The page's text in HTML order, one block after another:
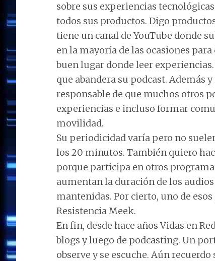
sobre sus experiencias
todos sus productos. Digo
tiene un canal de YouTube donde
en la mayoría de las ocasiones
buen lugar donde leer
que abandera su podcast. Además
responsable de que muchos otros
experiencias e incluso formar
movilidad.
Su periodicidad varía pero no
los 20 minutos. También quiero
porque participa en otros
aumentan la duración de los
mantenidas. Por cierto, uno de esos
Resistencia Meek.
En fin, desde hace años Vidas en
blogs y luego de podcasting. Un
observe y se escuche. Aún